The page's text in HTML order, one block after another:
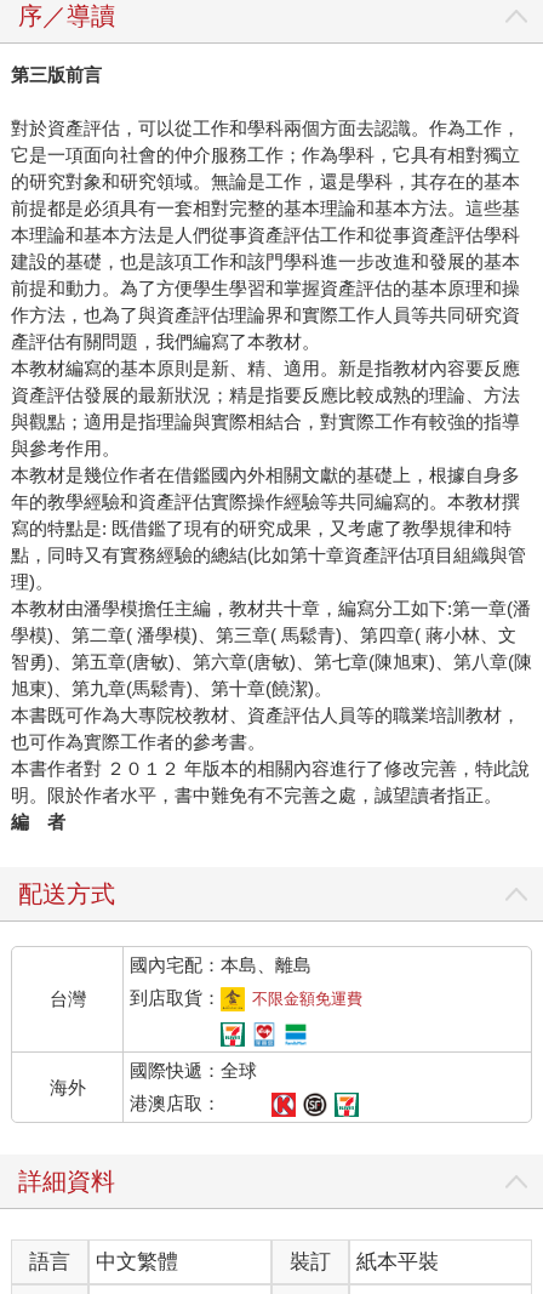
序／導讀
第三版前言
對於資產評估，可以從工作和學科兩個方面去認識。作為工作，
它是一項面向社會的仲介服務工作；作為學科，它具有相對獨立
的研究對象和研究領域。無論是工作，還是學科，其存在的基本
前提都是必須具有一套相對完整的基本理論和基本方法。這些基
本理論和基本方法是人們從事資產評估工作和從事資產評估學科
建設的基礎，也是該項工作和該門學科進一步改進和發展的基本
前提和動力。為了方便學生學習和掌握資產評估的基本原理和操
作方法，也為了與資產評估理論界和實際工作人員等共同研究資
產評估有關問題，我們編寫了本教材。
本教材編寫的基本原則是新、精、適用。新是指教材內容要反應
資產評估發展的最新狀況；精是指要反應比較成熟的理論、方法
與觀點；適用是指理論與實際相結合，對實際工作有較強的指導
與參考作用。
本教材是幾位作者在借鑑國內外相關文獻的基礎上，根據自身多
年的教學經驗和資產評估實際操作經驗等共同編寫的。本教材撰
寫的特點是: 既借鑑了現有的研究成果，又考慮了教學規律和特
點，同時又有實務經驗的總結(比如第十章資產評估項目組織與管
理)。
本教材由潘學模擔任主編，教材共十章，編寫分工如下:第一章(潘
學模)、第二章( 潘學模)、第三章( 馬鬆青)、第四章( 蔣小林、文
智勇)、第五章(唐敏)、第六章(唐敏)、第七章(陳旭東)、第八章(陳
旭東)、第九章(馬鬆青)、第十章(饒潔)。
本書既可作為大專院校教材、資產評估人員等的職業培訓教材，
也可作為實際工作者的參考書。
本書作者對 ２０１２ 年版本的相關內容進行了修改完善，特此說
明。限於作者水平，書中難免有不完善之處，誠望讀者指正。
編 者
配送方式
台灣
國內宅配：本島、離島
到店取貨：
不限金額免運費
海外
國際快遞：全球
港澳店取：
詳細資料
語言 中文繁體 裝訂
紙本平裝